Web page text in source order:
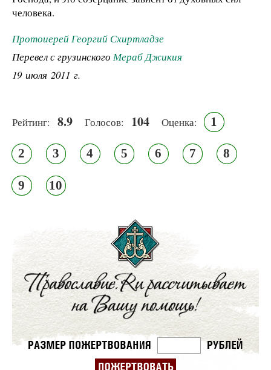
человека.
Протоиерей Георгий Схиртладзе
Перевел с грузинского Мераб Джикия
19 июля 2011 г.
Рейтинг: 8.9 Голосов: 104 Оценка: 1
2 3 4 5 6 7 8
9 10